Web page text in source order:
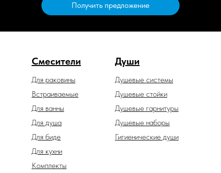
Получить предложение
Смесители Души
Душевые гарнитуры
Душевые системы
Гигиенические души
Душевые наборы
Встраиваемые
Для биде
Для ванны
Для душа
Для раковины
Для кухни
Душевые стойки
Комплекты